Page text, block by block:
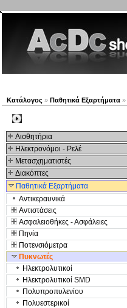
Κατάλογος » Παθητικά Εξαρτήματα »
Αισθητήρια
Ηλεκτρονόμοι - Ρελέ
Μετασχηματιστές
Διακόπτες
Παθητικά Εξαρτήματα
Αντικεραυνικά
Αντιστάσεις
Ασφαλειοθήκες - Ασφάλειες
Πηνία
Ποτενσιόμετρα
Πυκνωτές
Ηλεκτρολυτικοί
Ηλεκτρολυτικοί SMD
Πολυπροπυλενίου
Πολυεστερικοί